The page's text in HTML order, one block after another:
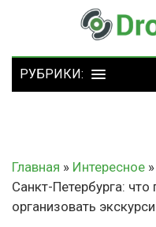
Главная » Интересное »
Санкт-Петербурга:
организовать